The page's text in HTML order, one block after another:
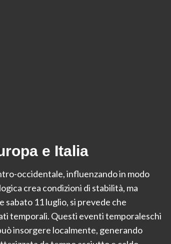
e Italia
occidentale, influenzando in modo
crea condizioni di stabilità, ma
11 luglio, si prevede che
temporali. Questi eventi temporaleschi
insorgere localmente, generando